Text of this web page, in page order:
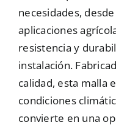
necesidades,
aplicaciones
resistencia y
instalación.
calidad, esta malla
condiciones
convierte en una